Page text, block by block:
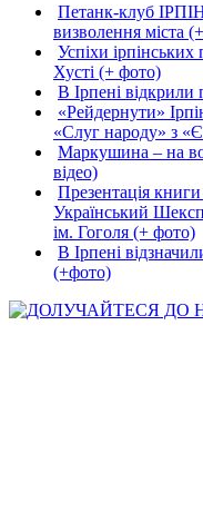
Петанк-клуб
визволення міста
Успіхи ірпінських
Хусті (+ фото)
В Ірпені
«Рейдернути»
«Слуг народу» з
Маркушина – на
відео)
Презентація
Український
ім. Гоголя (+ фото)
В Ірпені
(+фото)